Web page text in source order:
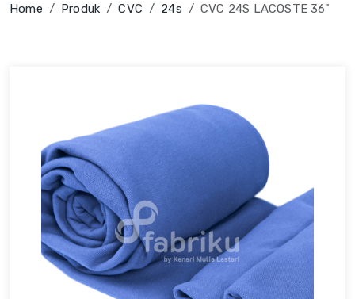
Home Produk CVC 24s CVC 24S LACOSTE 36"